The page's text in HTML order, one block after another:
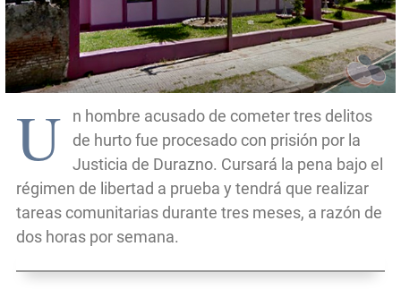
U
n hombre acusado de cometer tres delitos
de hurto fue procesado con prisión por la
Justicia de Durazno. Cursará la pena bajo el
régimen de libertad a prueba y tendrá que realizar
tareas comunitarias durante tres meses, a razón de
dos horas por semana.